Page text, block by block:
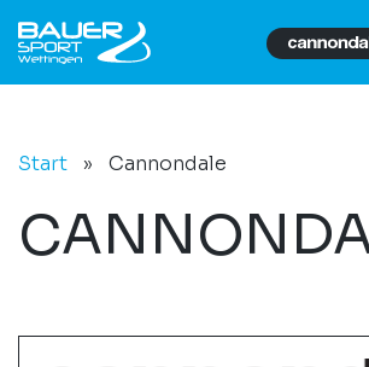
Start » Cannondale